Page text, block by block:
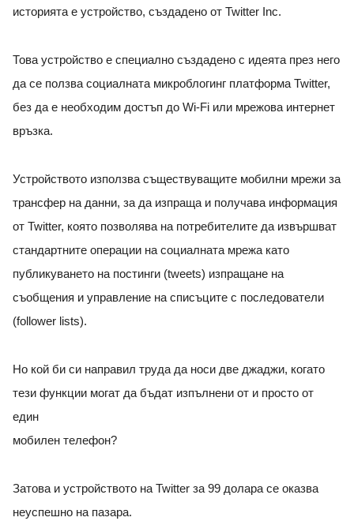
историята е устройство, създадено от Twitter Inc.
Това устройство е специално създадено с идеята през него
да се ползва социалната микроблогинг платформа Twitter,
без да е необходим достъп до Wi-Fi или мрежова интернет
връзка.
Устройството използва съществуващите мобилни мрежи за
трансфер на данни, за да изпраща и получава информация
от Twitter, която позволява на потребителите да извършват
стандартните операции на социалната мрежа като
публикуването на постинги (tweets) изпращане на
съобщения и управление на списъците с последователи
(follower lists).
Но кой би си направил труда да носи две джаджи, когато
тези функции могат да бъдат изпълнени от и просто от
един
мобилен телефон?
Затова и устройството на Twitter за 99 долара се оказва
неуспешно на пазара.